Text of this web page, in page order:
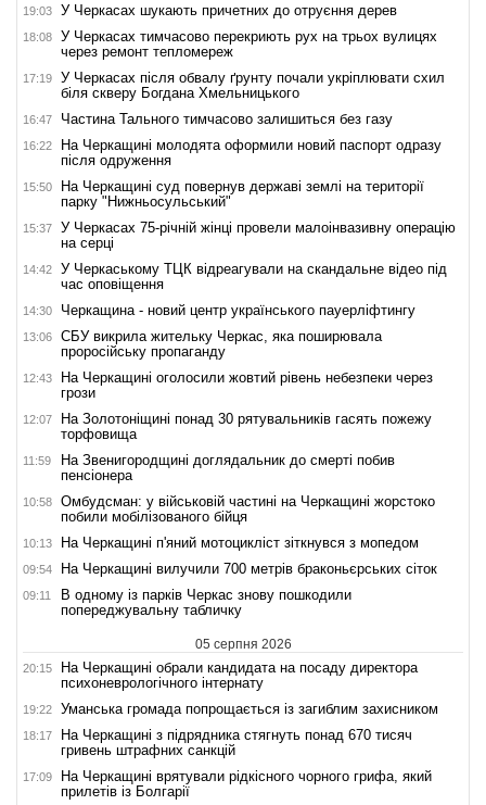
19:03 У Черкасах шукають причетних до отруєння дерев
18:08
У Черкасах тимчасово перекриють рух на трьох вулицях
через ремонт тепломереж
17:19
У Черкасах після обвалу ґрунту почали укріплювати схил
біля скверу Богдана Хмельницького
16:47 Частина Тального тимчасово залишиться без газу
16:22
На Черкащині молодята оформили новий паспорт одразу
після одруження
15:50
На Черкащині суд повернув державі землі на території
парку "Нижньосульський"
15:37
У Черкасах 75-річній жінці провели малоінвазивну операцію
на серці
14:42
У Черкаському ТЦК відреагували на скандальне відео під
час оповіщення
14:30 Черкащина - новий центр українського пауерліфтингу
13:06
СБУ викрила жительку Черкас, яка поширювала
проросійську пропаганду
12:43
На Черкащині оголосили жовтий рівень небезпеки через
грози
12:07
На Золотоніщині понад 30 рятувальників гасять пожежу
торфовища
11:59
На Звенигородщині доглядальник до смерті побив
пенсіонера
10:58
Омбудсман: у військовій частині на Черкащині жорстоко
побили мобілізованого бійця
10:13 На Черкащині п'яний мотоцикліст зіткнувся з мопедом
09:54 На Черкащині вилучили 700 метрів браконьєрських сіток
09:11
В одному із парків Черкас знову пошкодили
попереджувальну табличку
05 серпня 2026
20:15
На Черкащині обрали кандидата на посаду директора
психоневрологічного інтернату
19:22 Уманська громада попрощається із загиблим захисником
18:17
На Черкащині з підрядника стягнуть понад 670 тисяч
гривень штрафних санкцій
17:09
На Черкащині врятували рідкісного чорного грифа, який
прилетів із Болгарії